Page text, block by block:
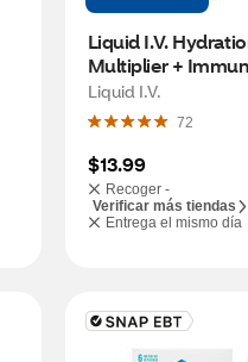
Liquid I.V.
Multiplier +
Support,
Mix, Mango
Liquid I.V.
72
$13.99
Recoger -
Verificar más tiendas
Entrega el mismo día